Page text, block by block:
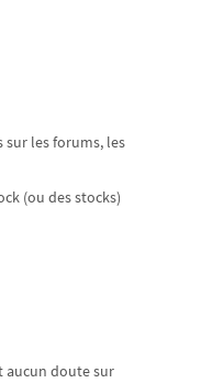
sur les forums, les
(ou des stocks)
aucun doute sur